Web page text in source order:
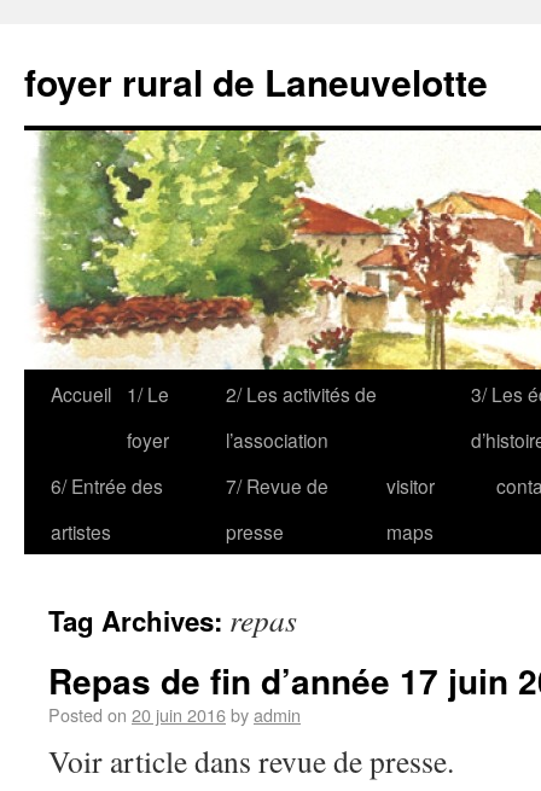
foyer rural de Laneuvelotte
Accueil
1/ Le
foyer
2/ Les activités de
l’association
3/ Les
6/ Entrée des
artistes
7/ Revue de
presse
visitor
maps
Tag Archives: repas
Repas de fin d’année 17 juin
Posted on 20 juin 2016byadmin
Voir article dans revue de presse.